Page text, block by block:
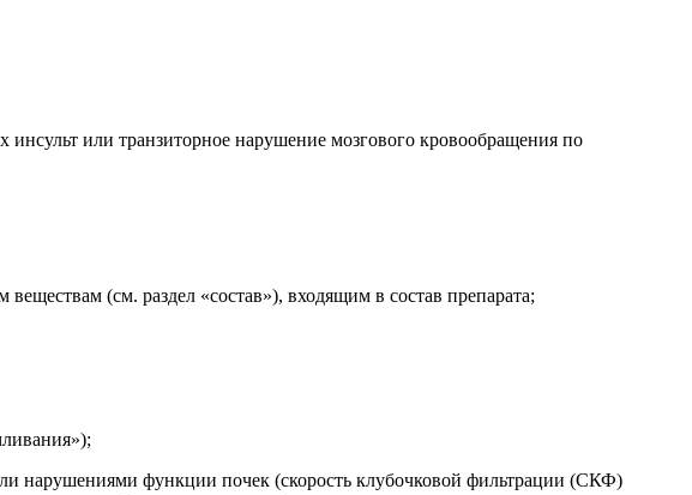
или транзиторное нарушение мозгового кровообращения по
(см. раздел «состав»), входящим в состав препарата;
функции почек (скорость клубочковой фильтрации (СКФ)